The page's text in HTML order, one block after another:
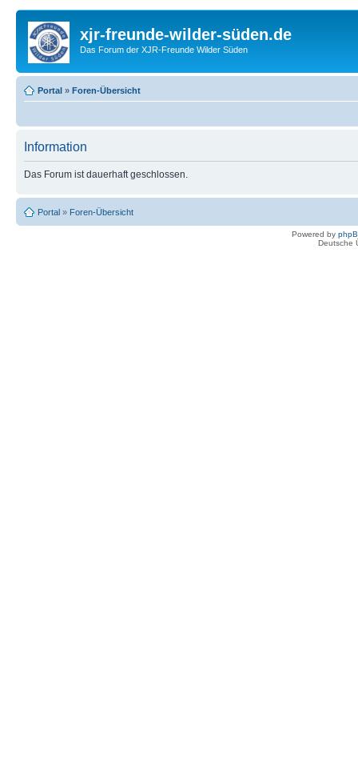
xjr-freunde-wilder-süden.de
Das Forum der XJR-Freunde Wilder Süden
Portal » Foren-Übersicht
Information
Das Forum ist dauerhaft geschlossen.
Portal » Foren-Übersicht
Powered by
Deutsche